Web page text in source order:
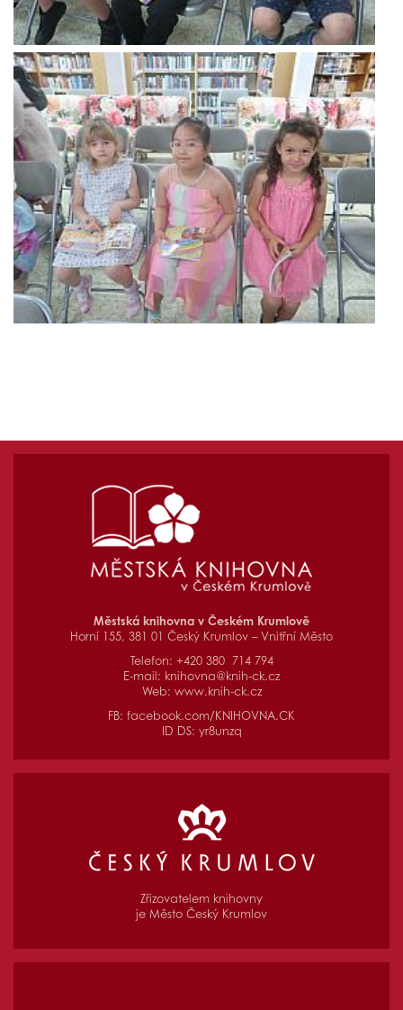
Městská knihovna v Českém Krumlově
Horní 155, 381 01 Český Krumlov – Vnitřní Město
Telefon: +420 380 714 794
E-mail: knihovna@knih-ck.cz
Web: www.knih-ck.cz
FB: facebook.com/KNIHOVNA.CK
ID DS: yr8unzq
Zřizovatelem knihovny
je Město Český Krumlov